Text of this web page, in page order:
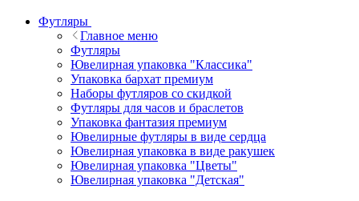
Футляры
Главное меню
Футляры
Ювелирная упаковка "Классика"
Упаковка бархат премиум
Наборы футляров со скидкой
Футляры для часов и браслетов
Упаковка фантазия премиум
Ювелирные футляры в виде сердца
Ювелирная упаковка в виде ракушек
Ювелирная упаковка "Цветы"
Ювелирная упаковка "Детская"